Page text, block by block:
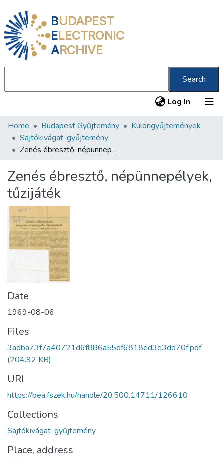
BUDAPEST
ELECTRONIC
ARCHIVE
Search
Log In (current)
Communities & Collections
All of DSpace
About us
Home Budapest Gyűjtemény
Különgyűjtemények
Sajtókivágat-gyűjtemény
Zenés ébresztő, népünnepélyek, tűzijáték
Zenés ébresztő, népünnepélyek,
tűzijáték
Date
1969-08-06
Files
3adba73f7a40721d6f886a55df6818ed3e3dd70f.pdf
(204.92 KB)
URI
https://bea.fszek.hu/handle/20.500.14711/126610
Collections
Sajtókivágat-gyűjtemény
Place, address